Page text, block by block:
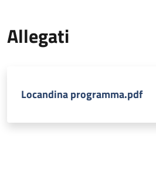
Allegati
Locandina programma.pdf